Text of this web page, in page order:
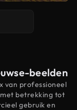
beelden
van professioneel
betrekking tot
gebruik en